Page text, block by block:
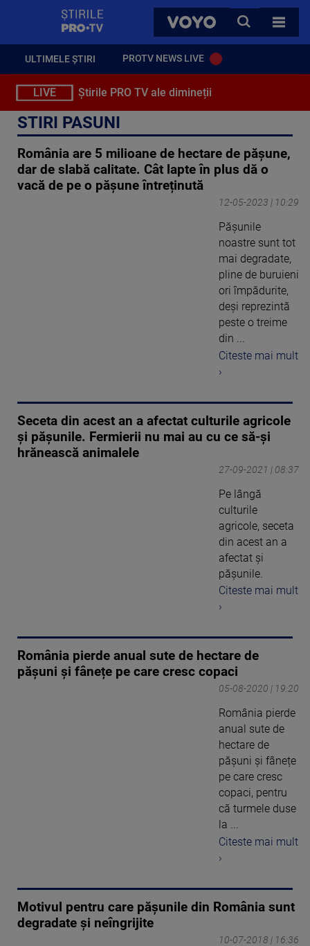
VOYO
CAUTA
TOATE
ULTIMELE ȘTIRI PROTV NEWS LIVE
LIVE Știrile PRO TV ale dimineții
STIRI PASUNI
România are 5 milioane de hectare de pășune,
dar de slabă calitate. Cât lapte în plus dă o
vacă de pe o pășune întreținută
12-05-2023 | 10:29
Pășunile
noastre sunt tot
mai degradate,
pline de buruieni
ori împădurite,
deși reprezintă
peste o treime
din ...
Citeste mai mult
›
Seceta din acest an a afectat culturile agricole
și pășunile. Fermierii nu mai au cu ce să-și
hrănească animalele
27-09-2021 | 08:37
Pe lângă
culturile
agricole, seceta
din acest an a
afectat și
păşunile.
Citeste mai mult
›
România pierde anual sute de hectare de
pășuni și fânețe pe care cresc copaci
05-08-2020 | 19:20
România pierde
anual sute de
hectare de
pășuni și fânețe
pe care cresc
copaci, pentru
că turmele duse
la ...
Citeste mai mult
›
Motivul pentru care pășunile din România sunt
degradate și neîngrijite
10-07-2018 | 16:36